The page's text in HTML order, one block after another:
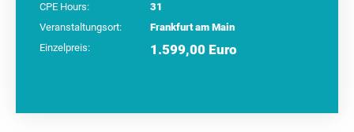
CPE Hours:
31
Veranstaltungsort:
Frankfurt am Main
Einzelpreis:
1.599,00 Euro